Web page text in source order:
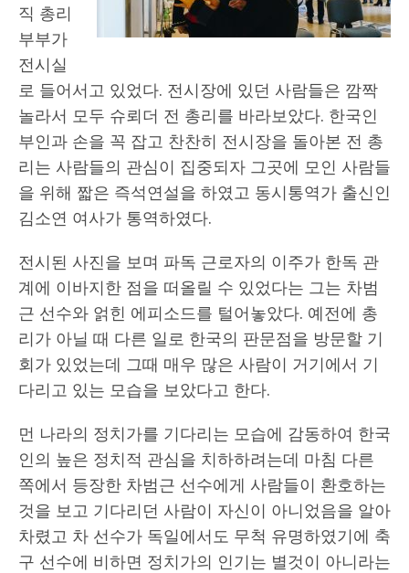
직 총리
부부가
전시실
로 들어서고 있었다. 전시장에 있던 사람들은 깜짝
놀라서 모두 슈뢰더 전 총리를 바라보았다. 한국인
부인과 손을 꼭 잡고 찬찬히 전시장을 돌아본 전 총
리는 사람들의 관심이 집중되자 그곳에 모인 사람들
을 위해 짧은 즉석연설을 하였고 동시통역가 출신인
김소연 여사가 통역하였다.
전시된 사진을 보며 파독 근로자의 이주가 한독 관
계에 이바지한 점을 떠올릴 수 있었다는 그는 차범
근 선수와 얽힌 에피소드를 털어놓았다. 예전에 총
리가 아닐 때 다른 일로 한국의 판문점을 방문할 기
회가 있었는데 그때 매우 많은 사람이 거기에서 기
다리고 있는 모습을 보았다고 한다.
먼 나라의 정치가를 기다리는 모습에 감동하여 한국
인의 높은 정치적 관심을 치하하려는데 마침 다른
쪽에서 등장한 차범근 선수에게 사람들이 환호하는
것을 보고 기다리던 사람이 자신이 아니었음을 알아
차렸고 차 선수가 독일에서도 무척 유명하였기에 축
구 선수에 비하면 정치가의 인기는 별것이 아니라는